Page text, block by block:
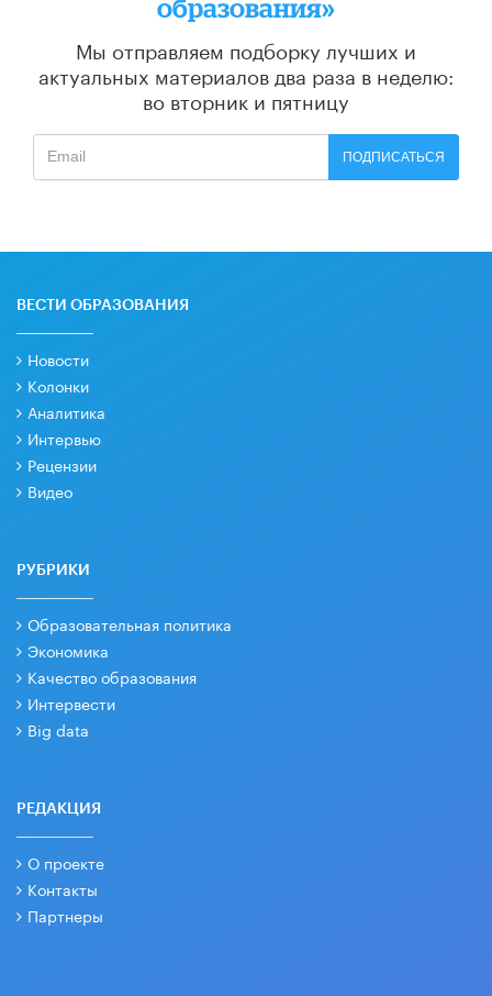
образования»
Мы отправляем подборку лучших и
актуальных материалов два раза в неделю:
во вторник и пятницу
ПОДПИСАТЬСЯ
ВЕСТИ ОБРАЗОВАНИЯ
Новости
Колонки
Аналитика
Интервью
Рецензии
Видео
РУБРИКИ
Образовательная политика
Экономика
Качество образования
Интервести
Big data
РЕДАКЦИЯ
О проекте
Контакты
Партнеры